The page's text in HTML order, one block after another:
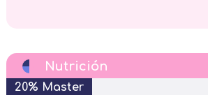
Nutrición
20% Master
Nombre